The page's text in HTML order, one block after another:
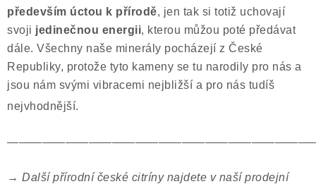
především úctou k přírodě, jen tak si totiž uchovají
svoji jedinečnou energii, kterou můžou poté předávat
dále. Všechny naše minerály pocházejí z České
Republiky, protože tyto kameny se tu narodily pro nás a
jsou nám svými vibracemi nejbližší a pro nás tudíš
nejvhodnější.
→ Další přírodní české citríny najdete v naší prodejní